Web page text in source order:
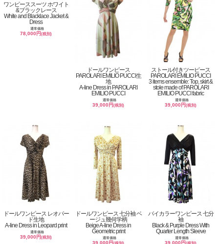
ワンピーススーツ ホワイト
&ブラックレース
White and Blacklace Jacket &
Dress
通常価格
78,000円(税別)
ドールワンピース
PAROLARI EMILIO PUCCI生
地
A-line Dress in PAROLARI
EMILIO PUCCI
通常価格
39,000円(税別)
ストール付きツーピース
PAROLARI EMILIO PUCCI
3 items ensemble: Top, skirt &
stole made of PAROLARI
EMILIO PUCCI fabric
通常価格
39,000円(税別)
ドールワンピース レオパー
ド生地
A-line Dress in Leopard print
通常価格
39,000円(税別)
ドールワンピース 七分袖 ベ
ージュ幾何学柄
Beige A-line Dress in
Geometric print
通常価格
39,000円
バイカラーワンピース 七分
袖
Black & Purple Dress With
Quarter Length Sleeve
通常価格
39,000円